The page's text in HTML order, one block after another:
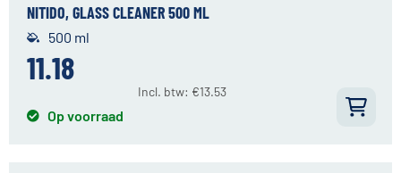
NITIDO, GLASS CLEANER 500 ML
500 ml
11.18
Incl. btw: €13.53
Op voorraad